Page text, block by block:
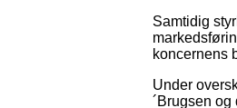
Samtidig
koncernens
Under
´Brugsen